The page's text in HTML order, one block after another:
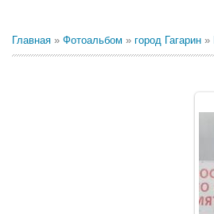
Главная » Фотоальбом » город Гагарин »